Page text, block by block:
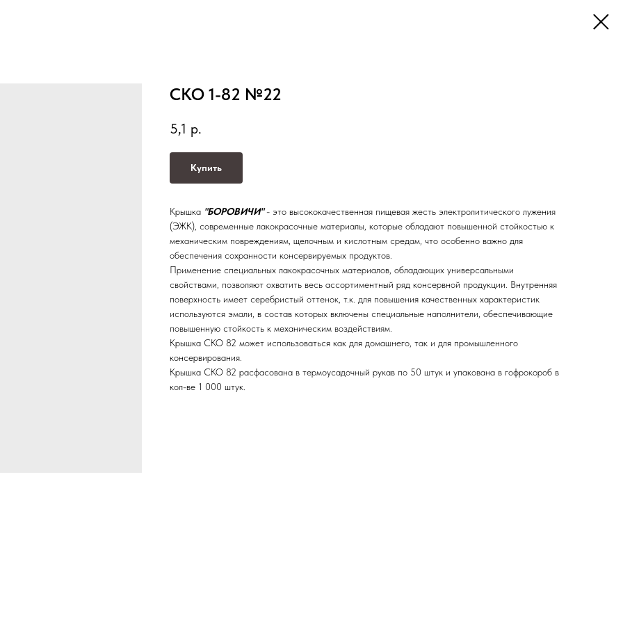
СКО 1-82 №22
5,1 р.
Купить
Крышка "БОРОВИЧИ"- это высококачественная пищевая жесть электролитического лужения
(ЭЖК), современные лакокрасочные материалы, которые обладают повышенной стойкостью к
механическим повреждениям, щелочным и кислотным средам, что особенно важно для
обеспечения сохранности консервируемых продуктов.
Применение специальных лакокрасочных материалов, обладающих универсальными
свойствами, позволяют охватить весь ассортиментный ряд консервной продукции. Внутренняя
поверхность имеет серебристый оттенок, т.к. для повышения качественных характеристик
используются эмали, в состав которых включены специальные наполнители, обеспечивающие
повышенную стойкость к механическим воздействиям.
Крышка СКО 82 может использоваться как для домашнего, так и для промышленного
консервирования.
Крышка СКО 82 расфасована в термоусадочный рукав по 50 штук и упакована в гофрокороб в
кол-ве 1 000 штук.